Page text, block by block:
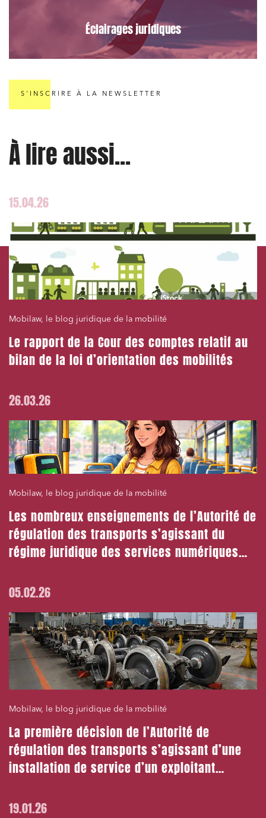
Éclairages juridiques
S'INSCRIRE À LA NEWSLETTER
À lire aussi...
15.04.26
Mobilaw, le blog juridique de la mobilité
Le rapport de la Cour des comptes relatif au
bilan de la loi d’orientation des mobilités
26.03.26
Mobilaw, le blog juridique de la mobilité
Les nombreux enseignements de l’Autorité de
régulation des transports s’agissant du
régime juridique des services numériques
05.02.26
Mobilaw, le blog juridique de la mobilité
La première décision de l’Autorité de
régulation des transports s’agissant d’une
installation de service d’un exploitant
19.01.26